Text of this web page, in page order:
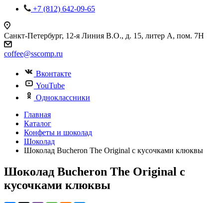
+7 (812) 642-09-65
Санкт-Петербург, 12-я Линия В.О., д. 15, литер А, пом. 7Н
coffee@sscomp.ru
Вконтакте
YouTube
Одноклассники
Главная
Каталог
Конфеты и шоколад
Шоколад
Шоколад Bucheron The Original с кусочками клюквы
Шоколад Bucheron The Original с
кусочками клюквы